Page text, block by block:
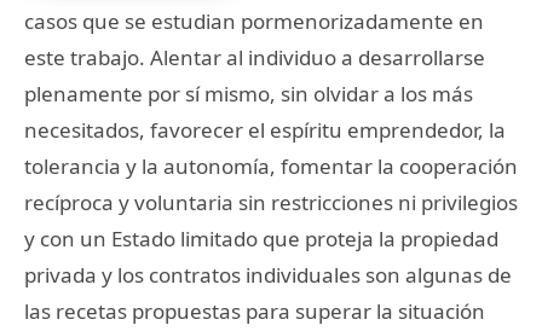
casos que se estudian pormenorizadamente en
este trabajo. Alentar al individuo a desarrollarse
plenamente por sí mismo, sin olvidar a los más
necesitados, favorecer el espíritu emprendedor, la
tolerancia y la autonomía, fomentar la cooperación
recíproca y voluntaria sin restricciones ni privilegios
y con un Estado limitado que proteja la propiedad
privada y los contratos individuales son algunas de
las recetas propuestas para superar la situación